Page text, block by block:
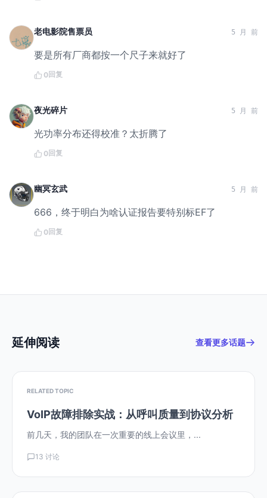
老电影院售票员 5 月 前
要是所有厂商都按一个尺子来就好了
0回复
夜光碎片 5 月 前
光功率分布还得校准？太折腾了
0回复
幽冥玄武 5 月 前
666，终于明白为啥认证报告要特别标EF了
0回复
延伸阅读 查看更多话题
RELATED TOPIC
VoIP故障排除实战：从呼叫质量到协议分析
前几天，我的团队在一次重要的线上会议里，...
13 讨论